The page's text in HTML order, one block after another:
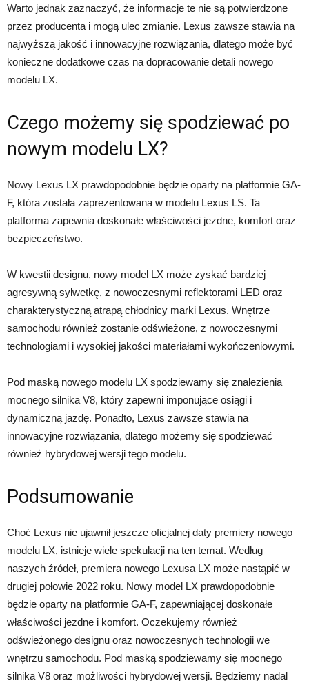
Warto jednak zaznaczyć, że informacje te nie są potwierdzone
przez producenta i mogą ulec zmianie. Lexus zawsze stawia na
najwyższą jakość i innowacyjne rozwiązania, dlatego może być
konieczne dodatkowe czas na dopracowanie detali nowego
modelu LX.
Czego możemy się spodziewać po
nowym modelu LX?
Nowy Lexus LX prawdopodobnie będzie oparty na platformie GA-
F, która została zaprezentowana w modelu Lexus LS. Ta
platforma zapewnia doskonałe właściwości jezdne, komfort oraz
bezpieczeństwo.
W kwestii designu, nowy model LX może zyskać bardziej
agresywną sylwetkę, z nowoczesnymi reflektorami LED oraz
charakterystyczną atrapą chłodnicy marki Lexus. Wnętrze
samochodu również zostanie odświeżone, z nowoczesnymi
technologiami i wysokiej jakości materiałami wykończeniowymi.
Pod maską nowego modelu LX spodziewamy się znalezienia
mocnego silnika V8, który zapewni imponujące osiągi i
dynamiczną jazdę. Ponadto, Lexus zawsze stawia na
innowacyjne rozwiązania, dlatego możemy się spodziewać
również hybrydowej wersji tego modelu.
Podsumowanie
Choć Lexus nie ujawnił jeszcze oficjalnej daty premiery nowego
modelu LX, istnieje wiele spekulacji na ten temat. Według
naszych źródeł, premiera nowego Lexusa LX może nastąpić w
drugiej połowie 2022 roku. Nowy model LX prawdopodobnie
będzie oparty na platformie GA-F, zapewniającej doskonałe
właściwości jezdne i komfort. Oczekujemy również
odświeżonego designu oraz nowoczesnych technologii we
wnętrzu samochodu. Pod maską spodziewamy się mocnego
silnika V8 oraz możliwości hybrydowej wersji. Będziemy nadal